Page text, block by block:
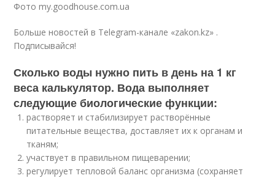
Фото my.goodhouse.com.ua
Больше новостей в Telegram-канале «zakon.kz» .
Подписывайся!
Сколько воды нужно пить в день на 1 кг
веса калькулятор. Вода выполняет
следующие биологические функции:
растворяет и стабилизирует растворённые
питательные вещества, доставляет их к органам и
тканям;
участвует в правильном пищеварении;
регулирует тепловой баланс организма (сохраняет